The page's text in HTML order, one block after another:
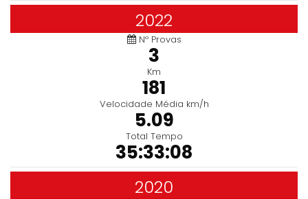
2022
Nº Provas
3
Km
181
Velocidade Média km/h
5.09
Total Tempo
35:33:08
2020